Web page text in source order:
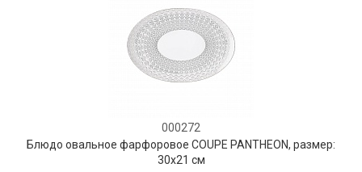
000272
Блюдо овальное фарфоровое COUPE PANTHEON, размер:
30х21 см